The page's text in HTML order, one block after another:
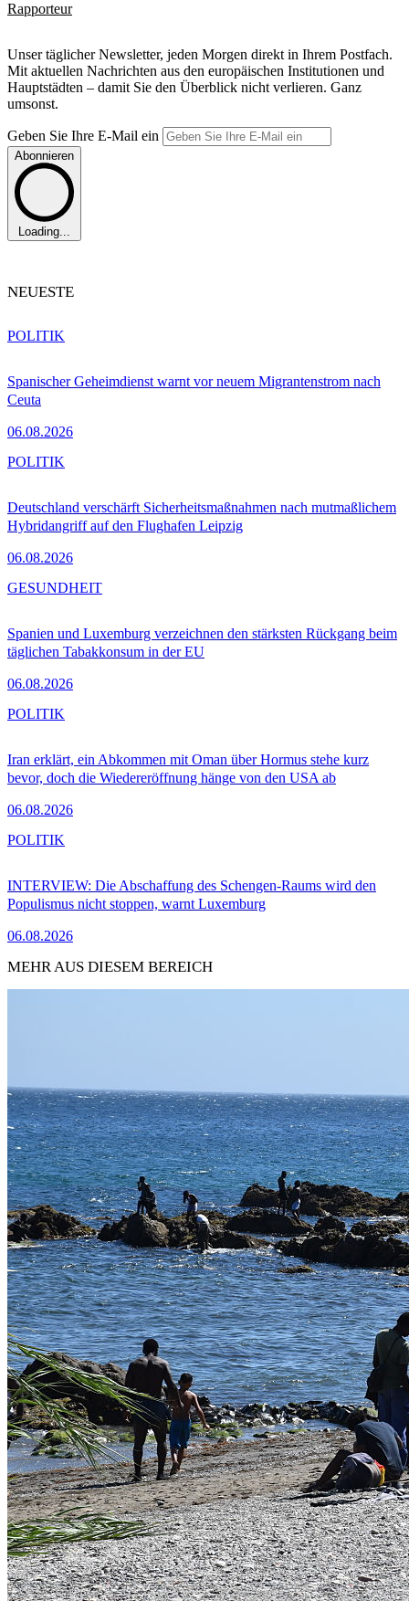
Rapporteur
Unser täglicher Newsletter, jeden Morgen direkt in Ihrem Postfach.
Mit aktuellen Nachrichten aus den europäischen Institutionen und
Hauptstädten – damit Sie den Überblick nicht verlieren. Ganz
umsonst.
Geben Sie Ihre E-Mail ein
Abonnieren
Loading...
NEUESTE
Spanischer Geheimdienst warnt vor neuem Migrantenstrom nach
Ceuta
06.08.2026
POLITIK
Deutschland verschärft Sicherheitsmaßnahmen nach mutmaßlichem
Hybridangriff auf den Flughafen Leipzig
06.08.2026
POLITIK
Spanien und Luxemburg verzeichnen den stärksten Rückgang beim
täglichen Tabakkonsum in der EU
06.08.2026
GESUNDHEIT
Iran erklärt, ein Abkommen mit Oman über Hormus stehe kurz
bevor, doch die Wiedereröffnung hänge von den USA ab
06.08.2026
POLITIK
INTERVIEW: Die Abschaffung des Schengen-Raums wird den
Populismus nicht stoppen, warnt Luxemburg
06.08.2026
POLITIK
MEHR AUS DIESEM BEREICH